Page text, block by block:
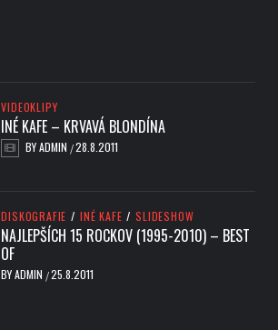
VIDEOKLIPY
INÉ KAFE – KRVAVÁ BLONDÍNA
BYADMIN /28.8.2011
DISKOGRAFIE / INÉ KAFE / SLIDESHOW
NAJLEPŠÍCH 15 ROCKOV (1995-2010) – BEST
OF
BYADMIN /25.8.2011